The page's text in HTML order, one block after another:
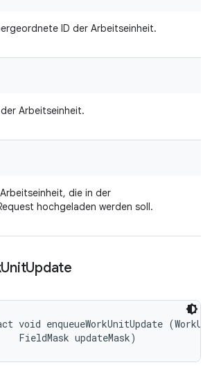
ID der Arbeitseinheit.
der Arbeitseinheit.
die in der
hochgeladen werden soll.
UnitUpdate
void enqueueWorkUnitUpdate
FieldMask updateMask)